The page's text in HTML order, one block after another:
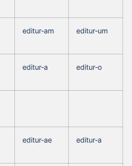
editur‑am editur‑um
editur‑a editur‑o
editur‑ae editur‑a